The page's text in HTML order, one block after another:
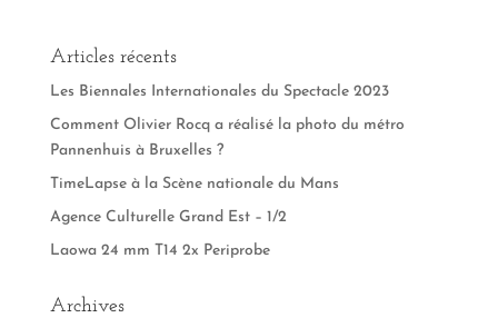
Articles récents
Les Biennales Internationales du Spectacle 2023
Comment Olivier Rocq a réalisé la photo du métro
Pannenhuis à Bruxelles ?
TimeLapse à la Scène nationale du Mans
Agence Culturelle Grand Est – 1/2
Laowa 24 mm T14 2x Periprobe
Archives